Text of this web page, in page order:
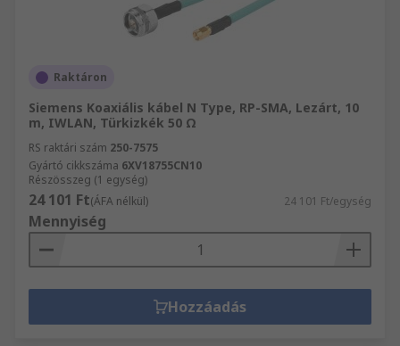
Raktáron
Siemens Koaxiális kábel N Type, RP-SMA, Lezárt, 10
m, IWLAN, Türkizkék 50 Ω
RS raktári szám 250-7575
Gyártó cikkszáma 6XV18755CN10
Részösszeg (1 egység)
24 101 Ft(ÁFA nélkül) 24 101 Ft/egység
Mennyiség
Hozzáadás